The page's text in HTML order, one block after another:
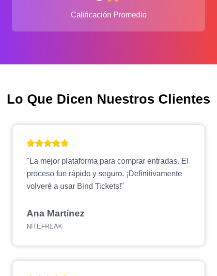
Calificación Promedio
Lo Que Dicen Nuestros Clientes
"La mejor plataforma para comprar entradas. El
proceso fue rápido y seguro. ¡Definitivamente
volveré a usar Bind Tickets!"
Ana Martínez
NITEFREAK